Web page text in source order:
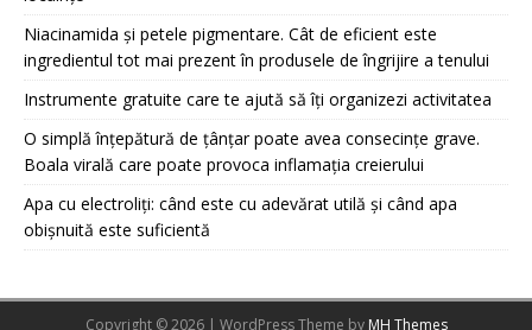
Niacinamida și petele pigmentare. Cât de eficient este
ingredientul tot mai prezent în produsele de îngrijire a tenului
Instrumente gratuite care te ajută să îți organizezi activitatea
O simplă înțepătură de țânțar poate avea consecințe grave.
Boala virală care poate provoca inflamația creierului
Apa cu electroliți: când este cu adevărat utilă și când apa
obișnuită este suficientă
Copyright © 2026 | WordPress Theme by MH Themes